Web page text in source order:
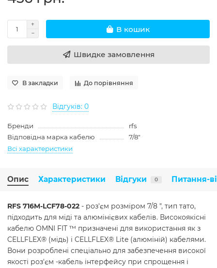
В кошик
Швидке замовлення
В закладки До порівняння
Відгуків: 0
Бренди
rfs
Відповідна марка кабелю
7/8"
Всі характеристики
Опис Характеристики Відгуки 0 Питання-
RFS 716M-LCF78-022 - роз'єм розміром 7/8 ", тип тато,
підходить для міді та алюмінієвих кабелів. Високоякісні
кабелю OMNI FIT ™ призначені для використання як з
CELLFLEX® (мідь) і CELLFLEX® Lite (алюміній) кабелями.
Вони розроблені спеціально для забезпечення високої
якості роз'єм -кабель інтерфейсу при спрощення і